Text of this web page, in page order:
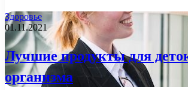
Здоровье
01.11.2021
Лучшие продукты для
организма